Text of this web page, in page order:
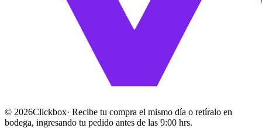
© 2026Clickbox· Recibe tu compra el mismo día o retíralo en
bodega, ingresando tu pedido antes de las 9:00 hrs.